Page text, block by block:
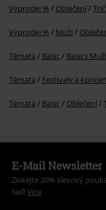
Výprodej % Oblečení
Výprodej % Muži
Témata Basic Basics Muži
Témata Festivaly a
Témata Basic Oblečení
E-Mail Newsletter
Získejte 20% slevový
teď! Více